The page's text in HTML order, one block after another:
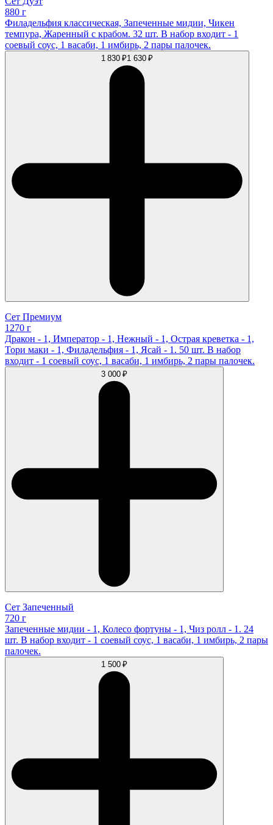
880 г
Филадельфия классическая, Запеченные мидии, Чикен
темпура, Жаренный с крабом. 32 шт. В набор входит - 1
соевый соус, 1 васаби, 1 имбирь, 2 пары палочек.
1 830 ₽1 630 ₽
Сет Премиум
1270 г
Дракон - 1, Император - 1, Нежный - 1, Острая креветка - 1,
Тори маки - 1, Филадельфия - 1, Ясай - 1. 50 шт. В набор
входит - 1 соевый соус, 1 васаби, 1 имбирь, 2 пары палочек.
3 000 ₽
Сет Запеченный
720 г
Запеченные мидии - 1, Колесо фортуны - 1, Чиз ролл - 1. 24
шт. В набор входит - 1 соевый соус, 1 васаби, 1 имбирь, 2 пары
палочек.
1 500 ₽